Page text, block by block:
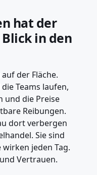
hat der
Blick in den
der Fläche.
Teams laufen,
und die Preise
Reibungen.
dort verbergen
Sie sind
jeden Tag.
Vertrauen.